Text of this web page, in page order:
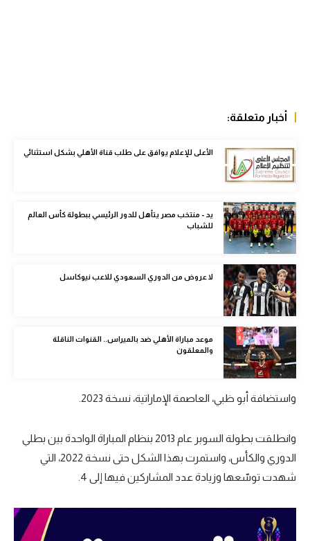
في المونديال
رياضة نسائية
آسيا
أمريكا
ركن الألعاب
أقسام خاصة
Gamers
ميركاتو
تحقيق في الجول
حكايات في الجول
كويز في الجول
أخبار متعلقة:
الأعلى للإعلام يوافق على طلب قناة الأهلي بشكل استثنائي
يد - منتخب مصر يتأهل للدور الرئيسي ببطولة كأس العالم
للشباب
لا عروض من الدوري السعودي للاعب نيوكاسل
موعد مباراة الأهلي ضد بالميراس.. القنوات الناقلة
والمعلقون
واستضافة أبو ظبي، العاصمة الإماراتية، نسخة 2023.
وانطلقت بطولة السوبر عام 2013 بنظام المباراة الواحدة بين بطلي
الدوري والكأس، واستمرت بهذا الشكل حتى نسخة 2022، التي
شهدت توسّعها وزيادة عدد المشاركين فيها إلى 4.